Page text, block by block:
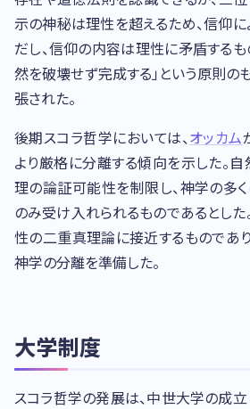
示の神秘は理性を超えるため、信仰に
だし、信仰の内容は理性に矛盾するも
然を破壊せず完成する」という原則の
張された。
後期スコラ哲学においては、オッカム
より厳格に分離する傾向を示した。
理の論証可能性を制限し、神学の多
のみ受け入れられるものであるとした
性の二重真理論に接近するものであ
神学の分離を準備した。
大学制度
スコラ哲学の発展は、中世大学の成